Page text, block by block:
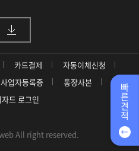
빠
른
견
적
카드결제
자동이체신청
사업자등록증
통장사본
드 로그인
All right reserved.